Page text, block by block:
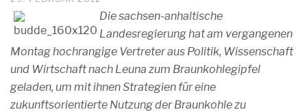
Die sachsen-anhaltische
Landesregierung hat am vergangenen
Montag hochrangige Vertreter aus Politik, Wissenschaft
und Wirtschaft nach Leuna zum Braunkohlegipfel
geladen, um mit ihnen Strategien für eine
zukunftsorientierte Nutzung der Braunkohle zu